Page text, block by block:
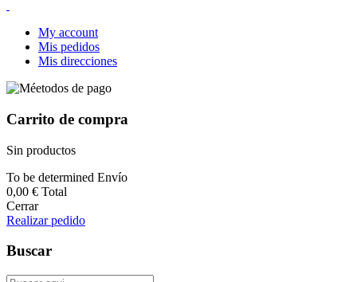
My account
Mis pedidos
Mis direcciones
Carrito de compra
Sin productos
To be determined Envío
0,00 € Total
Cerrar
Realizar pedido
Buscar